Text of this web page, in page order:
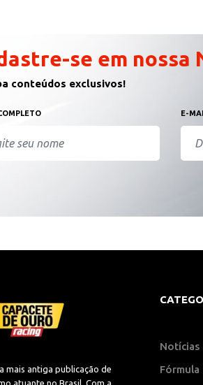
se em
conteúdos exclusivos!
E-
mais antiga publicação de
atuante no Brasil. Com a
Notícias
Fórmula